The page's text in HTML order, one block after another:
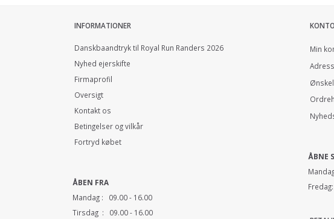
INFORMATIONER
Danskbaandtryk til Royal Run Randers 2026
Nyhed ejerskifte
Firmaprofil
Oversigt
Kontakt os
Betingelser og vilkår
Fortryd købet
ÅBEN FRA
Mandag : 09.00 - 16.00
Tirsdag : 09.00 - 16.00
KONTO
Min
ÅBNE
Mandag